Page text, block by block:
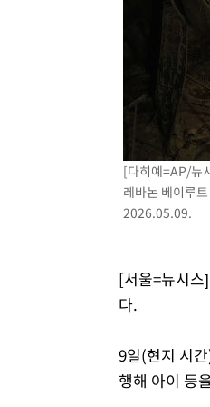
[다히예=AP/뉴
레바논 베이루
2026.05.09.
[서울=뉴시스
다.
9일(현지 시
행해 아이 등